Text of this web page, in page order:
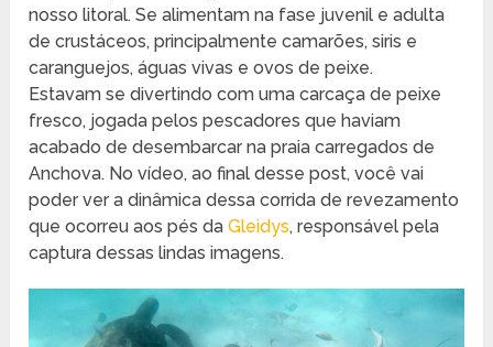
nosso litoral. Se alimentam na fase juvenil e adulta
de crustáceos, principalmente camarões, siris e
caranguejos, águas vivas e ovos de peixe.
Estavam se divertindo com uma carcaça de peixe
fresco, jogada pelos pescadores que haviam
acabado de desembarcar na praia carregados de
Anchova. No vídeo, ao final desse post, você vai
poder ver a dinâmica dessa corrida de revezamento
que ocorreu aos pés daGleidys, responsável pela
captura dessas lindas imagens.